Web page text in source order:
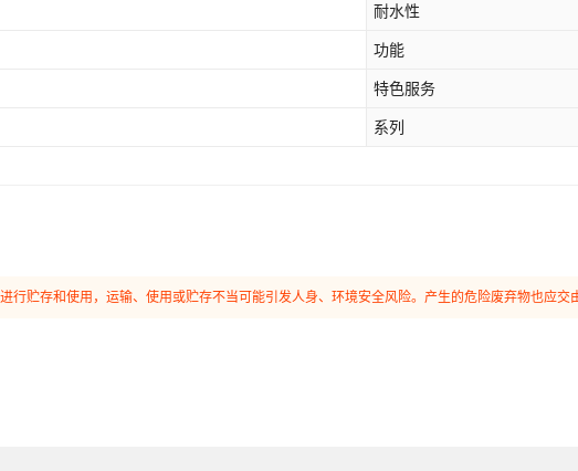
耐水性
功能
特色服务
系列
贮存和使用，运输、使用或贮存不当可能引发人身、环境安全风险。产生的危险废弃物也应交